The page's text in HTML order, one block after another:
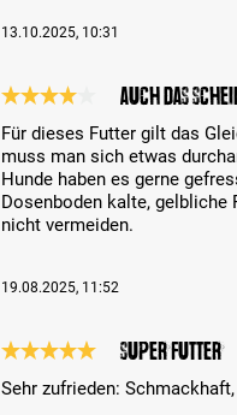
13.10.2025, 10:31
Auch das
Für dieses Futter gilt das
muss man sich etwas
Hunde haben es gerne
Dosenboden kalte,
nicht vermeiden.
19.08.2025, 11:52
Super Futter
Sehr zufrieden: